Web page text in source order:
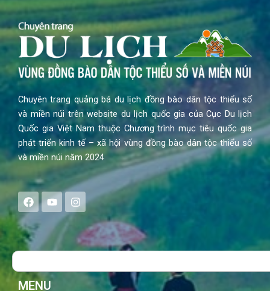
Chuyên trang quảng bá du lịch đồng bào dân tộc thiểu số
và miền núi trên website du lịch quốc gia của Cục Du lịch
Quốc gia Việt Nam thuộc Chương trình mục tiêu quốc gia
phát triển kinh tế – xã hội vùng đồng bào dân tộc thiểu số
và miền núi năm 2024
F
a
e
b
o
Y
o
t
u
b
I
n
s
a
g
Search
MENU